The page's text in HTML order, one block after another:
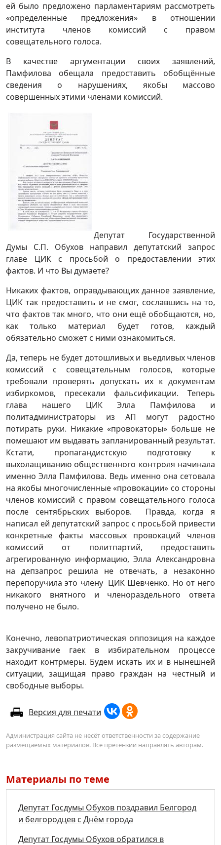
ей было предложено парламентариям рассмотреть
«определенные предложения» в отношении
института членов комиссий с правом
совещательного голоса.
В качестве аргументации своих заявлений,
Памфилова обещала предоставить обобщённые
сведения о нарушениях, якобы массово
совершенных этими членами комиссий.
Депутат Государственной
Думы С.П. Обухов направил депутатский запрос
главе ЦИК с просьбой о предоставлении этих
фактов. И что Вы думаете?
Никаких фактов, оправдывающих данное заявление,
ЦИК так предоставить и не смог, сославшись на то,
что фактов так много, что они ещё обобщаются, но,
как только материал будет готов, каждый
обязательно сможет с ними ознакомиться.
Да, теперь не будет дотошливых и вьедливых членов
комиссий с совещательным голосов, которые
требовали проверять допускать их к документам
избиркомов, пресекали фальсификации. Теперь
глава нашего ЦИК Элла Памфилова и
политадминистраторы из АП могут радостно
потирать руки. Никакие «провокаторы» больше не
помешают им выдавать запланированный результат.
Кстати, пропагандистскую подготовку к
выхолащиванию общественного контроля начинала
именно Элла Памфилова. Ведь именно она сетовала
на якобы многочисленные «провокации» со стороны
членов комиссий с правом совещательного голоса
после сентябрьских выборов. Правда, когда я
написал ей депутатский запрос с просьбой привести
конкретные факты массовых провокаций членов
комиссий от политпартий, предоставить
агрегированную информацию, Элла Александровна
на депзапрос решила не отвечать, а незаконно
перепоручила это члену ЦИК Шевченко. Но от него
никакого внятного и членораздельного ответа
получено не было.
Конечно, левопатриотическая оппозиция на каждое
закручивание гаек в избирательном процессе
находит контрмеры. Будем искать их и в нынешней
ситуации, защищая право граждан на честный и
свободные выборы.
Версия для печати
Администрация сайта не несёт ответственности за содержание
размещаемых материалов. Все претензии направлять авторам.
Материалы по теме
Депутат Госдумы Обухов поздравил Белгород
и белгородцев с Днём города
Депутат Госдумы Обухов обратился в